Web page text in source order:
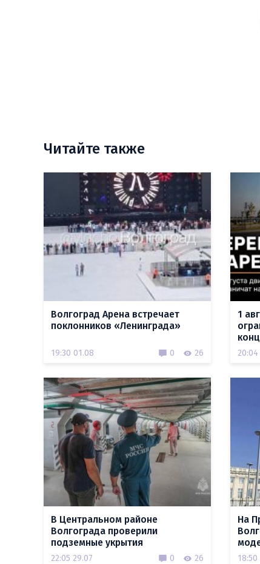
Читайте также
Волгоград Арена встречает
поклонников «Ленинграда»
19:30 01.08 0 26
1
20:04
В Центральном районе
Волгограда проверили
подземные укрытия
22:05 29.07 0 26
На
18:50